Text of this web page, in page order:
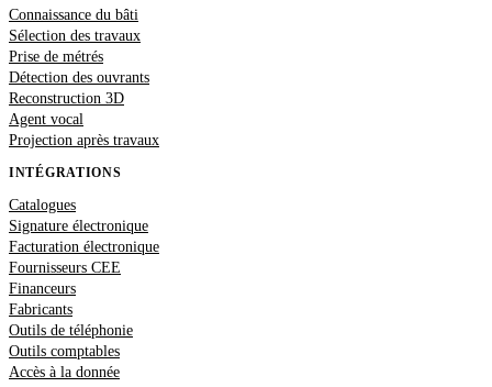
Connaissance du bâti
Sélection des travaux
Prise de métrés
Détection des ouvrants
Reconstruction 3D
Agent vocal
Projection après travaux
INTÉGRATIONS
Catalogues
Signature électronique
Facturation électronique
Fournisseurs CEE
Financeurs
Fabricants
Outils de téléphonie
Outils comptables
Accès à la donnée